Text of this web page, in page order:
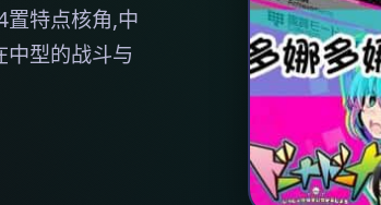
置特点核角,中
型的战斗与